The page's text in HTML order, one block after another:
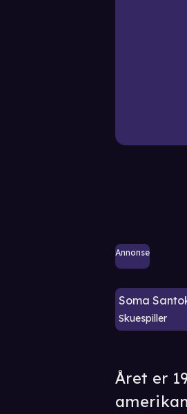
Annonse
Soma
Skuespiller
Året er